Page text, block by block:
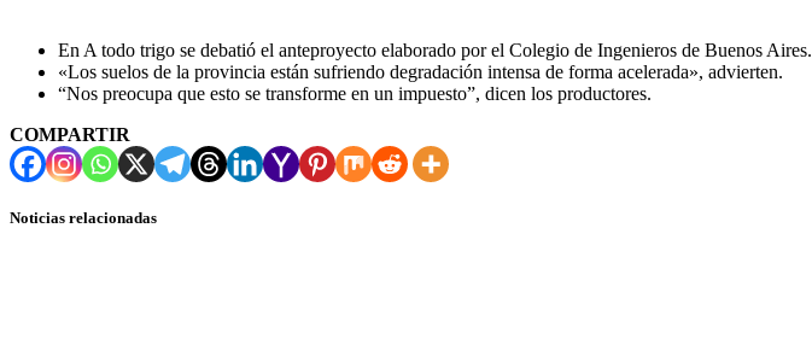
En A todo trigo se debatió el anteproyecto elaborado por el Colegio de Ingenieros de Buenos Aires.
«Los suelos de la provincia están sufriendo degradación intensa de forma acelerada», advierten.
“Nos preocupa que esto se transforme en un impuesto”, dicen los productores.
COMPARTIR
Noticias relacionadas